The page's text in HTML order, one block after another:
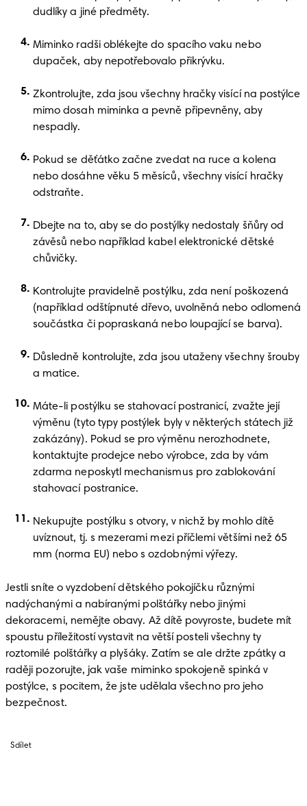
dudlíky a jiné předměty.
Miminko radši oblékejte do spacího vaku nebo
dupaček, aby nepotřebovalo přikrývku.
Zkontrolujte, zda jsou všechny hračky visící na postýlce
mimo dosah miminka a pevně připevněny, aby
nespadly.
Pokud se děťátko začne zvedat na ruce a kolena
nebo dosáhne věku 5 měsíců, všechny visící hračky
odstraňte.
Dbejte na to, aby se do postýlky nedostaly šňůry od
závěsů nebo například kabel elektronické dětské
chůvičky.
Kontrolujte pravidelně postýlku, zda není poškozená
(například odštípnuté dřevo, uvolněná nebo odlomená
součástka či popraskaná nebo loupající se barva).
Důsledně kontrolujte, zda jsou utaženy všechny šrouby
a matice.
Máte-li postýlku se stahovací postranicí, zvažte její
výměnu (tyto typy postýlek byly v některých státech již
zakázány). Pokud se pro výměnu nerozhodnete,
kontaktujte prodejce nebo výrobce, zda by vám
zdarma neposkytl mechanismus pro zablokování
stahovací postranice.
Nekupujte postýlku s otvory, v nichž by mohlo dítě
uvíznout, tj. s mezerami mezi příčlemi většími než 65
mm (norma EU) nebo s ozdobnými výřezy.
Jestli sníte o vyzdobení dětského pokojíčku různými
nadýchanými a nabíranými polštářky nebo jinými
dekoracemi, nemějte obavy. Až dítě povyroste, budete mít
spoustu příležitostí vystavit na větší posteli všechny ty
roztomilé polštářky a plyšáky. Zatím se ale držte zpátky a
raději pozorujte, jak vaše miminko spokojeně spinká v
postýlce, s pocitem, že jste udělala všechno pro jeho
bezpečnost.
Sdílet